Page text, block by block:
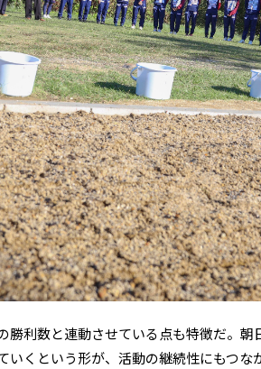
勝利数と連動させている点も特徴だ。
いくという形が、活動の継続性にもつな